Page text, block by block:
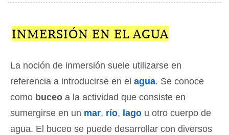
INMERSIÓN EN EL AGUA
La noción de inmersión suele utilizarse en
referencia a introducirse en el agua. Se conoce
como buceo a la actividad que consiste en
sumergirse en un mar, río, lago u otro cuerpo de
agua. El buceo se puede desarrollar con diversos